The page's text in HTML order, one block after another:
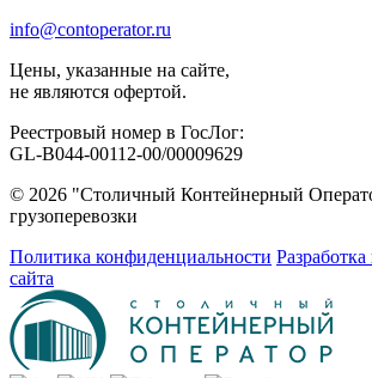
info@contoperator.ru
Цены, указанные на сайте,
не являются офертой.
Реестровый номер в ГосЛог:
GL-B044-00112-00/00009629
© 2026 "Столичный Контейнерный
грузоперевозки
Политика конфиденциальности
сайта